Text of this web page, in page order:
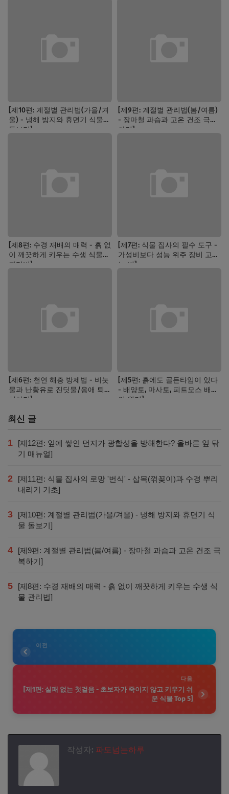
[제10편: 계절별 관리법(가을/겨
울) - 냉해 방지와 휴면기 식물
돌보기]
[제9편: 계절별 관리법(봄/여름)
- 장마철 과습과 고온 건조 극복
하기]
[제8편: 수경 재배의 매력 - 흙 없
이 깨끗하게 키우는 수생 식물
관리법]
[제7편: 식물 집사의 필수 도구 -
가성비보다 성능 위주 장비 고르
는 법]
[제6편: 천연 해충 방제법 - 비눗
물과 난황유로 진딧물/응애 퇴
치하기]
[제5편: 흙에도 골든타임이 있다
- 배양토, 마사토, 피트모스 배합
의 원리]
최신 글
1
[제12편: 잎에 쌓인 먼지가 광합성을 방해한다? 올바른 잎 닦
기 매뉴얼]
2
[제11편: 식물 집사의 로망 '번식' - 삽목(꺾꽂이)과 수경 뿌리
내리기 기초]
3
[제10편: 계절별 관리법(가을/겨울) - 냉해 방지와 휴면기 식
물 돌보기]
4
[제9편: 계절별 관리법(봄/여름) - 장마철 과습과 고온 건조 극
복하기]
5
[제8편: 수경 재배의 매력 - 흙 없이 깨끗하게 키우는 수생 식
물 관리법]
이전
다음
[제1편: 실패 없는 첫걸음 - 초보자가 죽이지 않고 키우기 쉬
운 식물 Top 5]
작성자: 파도넘는하루